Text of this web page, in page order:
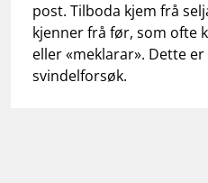
post. Tilboda kjem frå
kjenner frå før, som ofte
eller «meklarar». Dette
svindelforsøk.